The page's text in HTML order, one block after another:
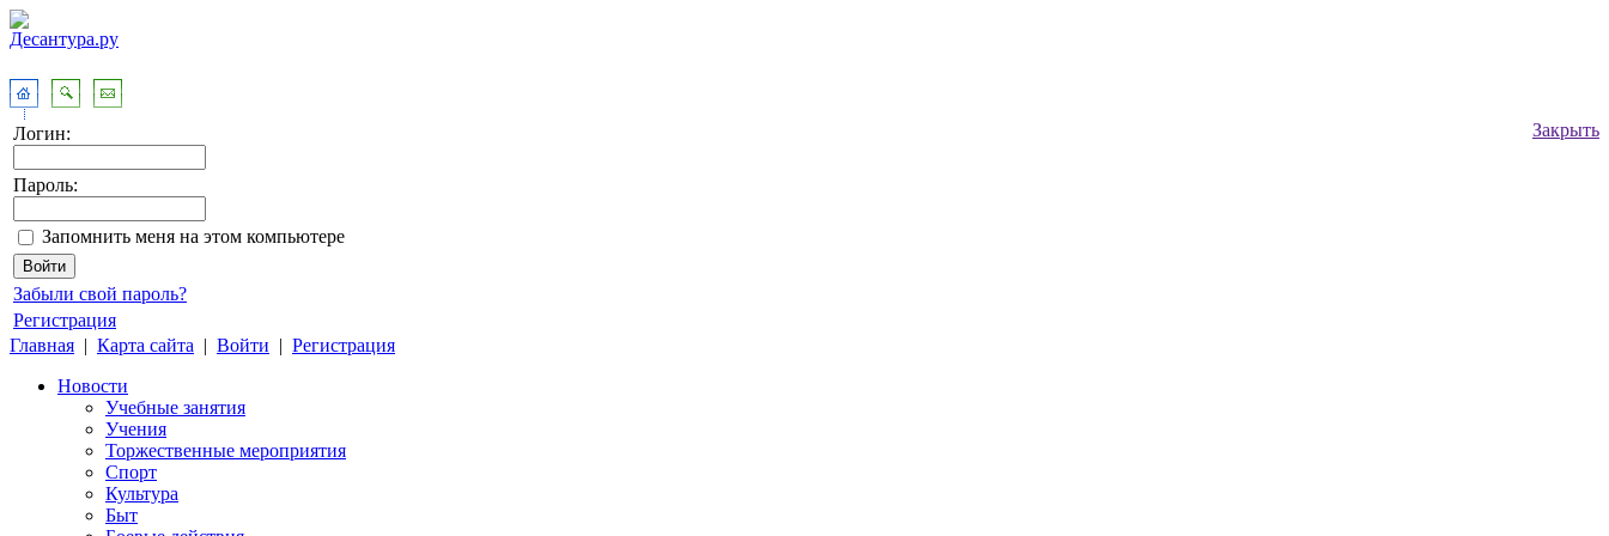
Закрыть
Логин:
Пароль:
Запомнить меня на этом компьютере
Забыли свой пароль?
Регистрация
Главная | Карта сайта | Войти | Регистрация
Новости
Учебные занятия
Учения
Торжественные мероприятия
Спорт
Культура
Быт